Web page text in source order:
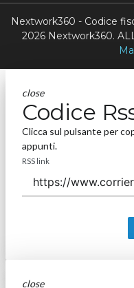
Nextwork360 - Codice
2026 Nextwork360.
close
Codice
Clicca sul pulsante per
appunti.
RSS link
close